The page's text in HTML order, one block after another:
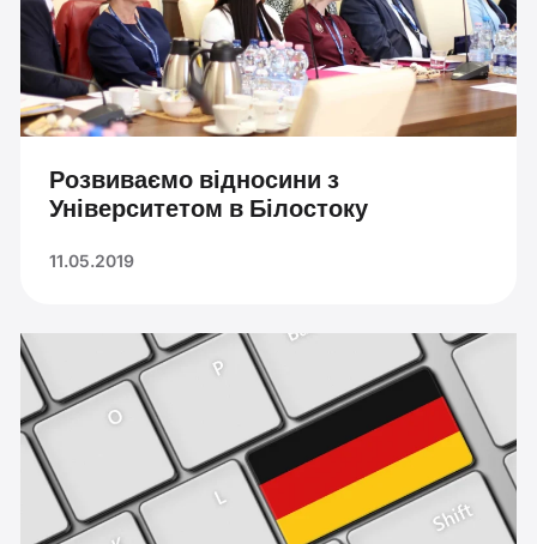
Розвиваємо відносини з
Університетом в Білостоку
11.05.2019